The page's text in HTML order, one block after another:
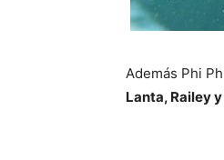
Además Phi
Lanta, Railey